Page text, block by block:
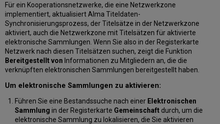
Für ein Kooperationsnetzwerke, die eine Netzwerkzone
implementiert, aktualisiert Alma Titeldaten-
Synchronisierungsprozess, der Titelsätze in der Netzwerkzone
aktiviert, auch die Netzwerkzone mit Titelsätzen für aktivierte
elektronische Sammlungen. Wenn Sie also in der Registerkarte
Netzwerk nach diesen Titelsätzen suchen, zeigt die Funktion
Bereitgestellt von Informationen zu Mitgliedern an, die die
verknüpften elektronischen Sammlungen bereitgestellt haben.
Um elektronische Sammlungen zu aktivieren:
Führen Sie eine Bestandssuche nach einer Elektronischen
Sammlung in der Registerkarte Gemeinschaftdurch, um die
elektronische Sammlung zu lokalisieren, die Sie aktivieren